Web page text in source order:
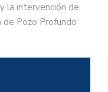
la intervención de
Pozo Profundo